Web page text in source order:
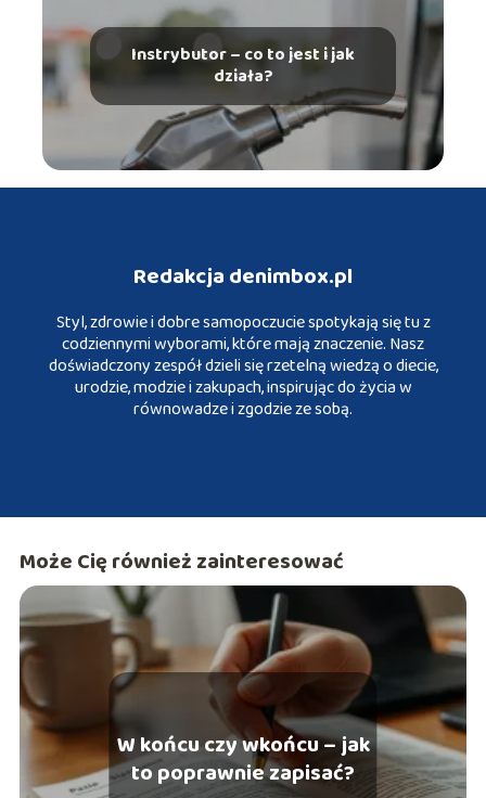
Instrybutor – co to jest i jak
działa?
Redakcja denimbox.pl
Styl, zdrowie i dobre samopoczucie spotykają się tu z
codziennymi wyborami, które mają znaczenie. Nasz
doświadczony zespół dzieli się rzetelną wiedzą o diecie,
urodzie, modzie i zakupach, inspirując do życia w
równowadze i zgodzie ze sobą.
Może Cię również zainteresować
W końcu czy wkońcu – jak
to poprawnie zapisać?